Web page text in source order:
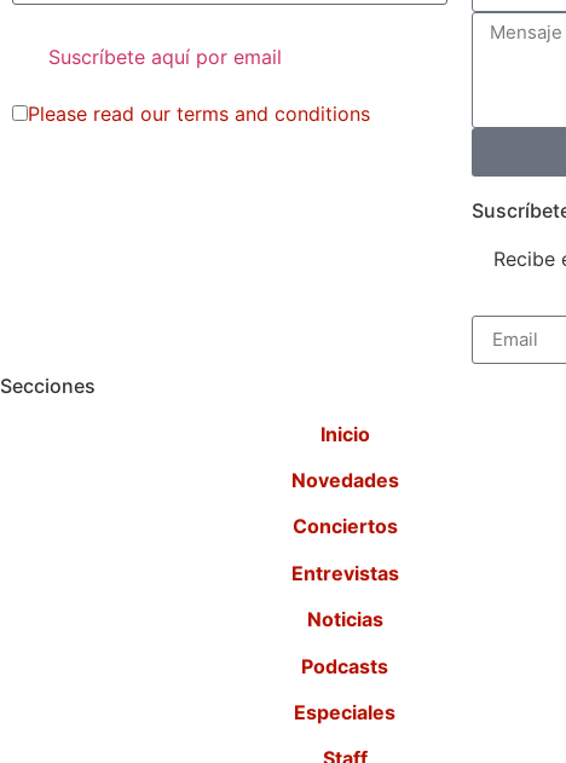
Please read our terms and conditions
Recibe
Secciones
Inicio
Novedades
Conciertos
Entrevistas
Noticias
Podcasts
Especiales